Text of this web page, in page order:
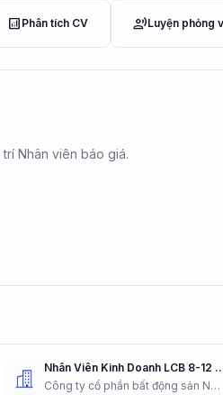
analytics Phân tích CV record_voice_overLuyện phỏng
Nhân viên báo giá.
Nhân Viên Kinh Doanh LCB 8-12 Tr
Công ty cổ phần bất động sản Nam Miền Trung